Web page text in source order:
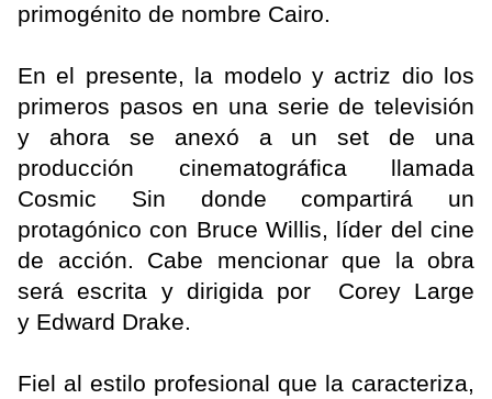
primogénito de nombre Cairo.
En el presente, la modelo y actriz dio los
primeros pasos en una serie de televisión
y ahora se anexó a un set de una
producción cinematográfica llamada
Cosmic Sin donde compartirá un
protagónico con Bruce Willis, líder del cine
de acción. Cabe mencionar que la obra
será escrita y dirigida por Corey Large
y Edward Drake.
Fiel al estilo profesional que la caracteriza,